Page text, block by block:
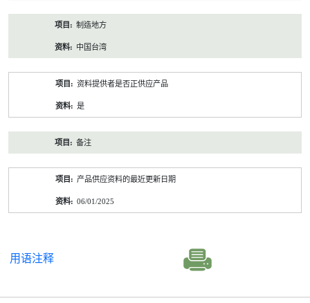
制造地方
中国台湾
资料提供者是否正供应产品
是
备注
产品供应资料的最近更新日期
06/01/2025
用语注释